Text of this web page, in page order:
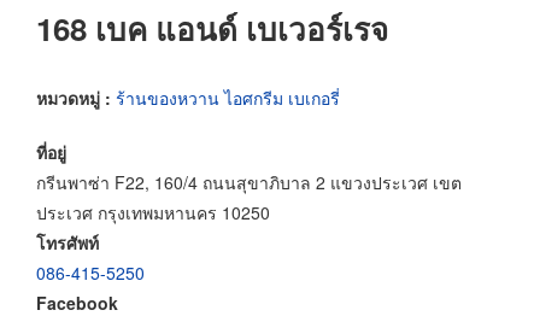
168 เบค แอนด์ เบเวอร์เรจ
หมวดหมู่ : ร้านของหวาน ไอศกรีม เบเกอรี่
ที่อยู่
กรีนพาซ่า F22, 160/4 ถนนสุขาภิบาล 2 แขวงประเวศ เขต
ประเวศ กรุงเทพมหานคร 10250
โทรศัพท์
086-415-5250
Facebook